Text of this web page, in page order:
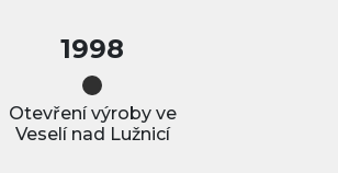
1998
Otevření výroby ve
Veselí nad Lužnicí